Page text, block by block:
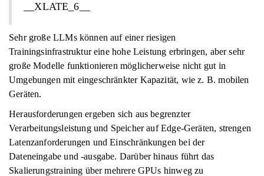
__XLATE_6__
Sehr große LLMs können auf einer riesigen
Trainingsinfrastruktur eine hohe Leistung erbringen, aber sehr
große Modelle funktionieren möglicherweise nicht gut in
Umgebungen mit eingeschränkter Kapazität, wie z. B. mobilen
Geräten.
Herausforderungen ergeben sich aus begrenzter
Verarbeitungsleistung und Speicher auf Edge-Geräten, strengen
Latenzanforderungen und Einschränkungen bei der
Dateneingabe und -ausgabe. Darüber hinaus führt das
Skalierungstraining über mehrere GPUs hinweg zu